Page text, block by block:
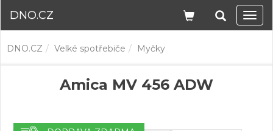
DNO.CZ
DNO.CZ Velké spotřebiče Myčky
Amica MV 456 ADW